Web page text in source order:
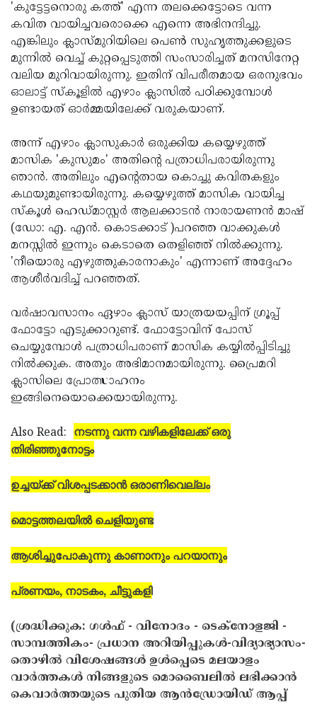
'കുട്ടേട്ടനൊരു കത്ത്' എന്ന തലക്കെട്ടോടെ വന്ന
കവിത വായിച്ചവരൊക്കെ എന്നെ അഭിനന്ദിച്ചു.
എങ്കിലും ക്ലാസ്മുറിയിലെ പെണ്‍ സുഹൃത്തുക്കളുടെ
മുന്നില്‍ വെച്ച് കുറ്റപ്പെടുത്തി സംസാരിച്ചത് മനസിനേറ്റ
വലിയ മുറിവായിരുന്നു. ഇതിന് വിപരീതമായ ഒരനുഭവം
ഓലാട്ട് സ്‌കൂളില്‍ എഴാം ക്ലാസില്‍ പഠിക്കുമ്പോള്‍
ഉണ്ടായത് ഓര്‍മ്മയിലേക്ക് വരുകയാണ്.
അന്ന് എഴാം ക്ലാസുകാര്‍ ഒരുക്കിയ കയ്യെഴുത്ത്
മാസിക 'കുസുമം' അതിന്റെ പത്രാധിപരായിരുന്നു
ഞാന്‍. അതിലും എന്റെതായ കൊച്ചു കവിതകളും
കഥയുമുണ്ടായിരുന്നു. കയ്യെഴുത്ത് മാസിക വായിച്ച
സ്‌കൂള്‍ ഹെഡ്മാസ്റ്റര്‍ ആലക്കാടന്‍ നാരായണന്‍ മാഷ്
(ഡോ: എ. എന്‍. കൊടക്കാട് )പറഞ്ഞ വാക്കുകള്‍
മനസ്സില്‍ ഇന്നും കെടാതെ തെളിഞ്ഞ് നില്‍ക്കുന്നു.
'നീയൊരു എഴുത്തുകാരനാകും' എന്നാണ് അദ്ദേഹം
ആശീര്‍വദിച്ച് പറഞ്ഞത്.
വര്‍ഷാവസാനം ഏഴാം ക്ലാസ് യാത്രയയപ്പിന് ഗ്രൂപ്പ്
ഫോട്ടോ എടുക്കാറുണ്ട്. ഫോട്ടോവിന് പോസ്
ചെയ്യുമ്പോള്‍ പത്രാധിപരാണ് മാസിക കയ്യില്‍പ്പിടിച്ചു
നില്‍ക്കുക. അതും അഭിമാനമായിരുന്നു. പ്രൈമറി
ക്ലാസിലെ പ്രോത്സാഹനം
ഇങ്ങിനെയൊക്കെയായിരുന്നു.
Also Read: നടന്നു വന്ന വഴികളിലേക്ക് ഒരു
തിരിഞ്ഞുനോട്ടം
ഉച്ചയ്ക്ക് വിശപ്പടക്കാന്‍ ഒരാണിവെല്ലം
മൊട്ടത്തലയില്‍ ചെളിയുണ്ട
ആശിച്ചുപോകുന്നു കാണാനും പറയാനും
പ്രണയം, നാടകം, ചീട്ടുകളി
(ശ്രദ്ധിക്കുക: ഗൾഫ് - വിനോദം - ടെക്നോളജി -
സാമ്പത്തികം- പ്രധാന അറിയിപ്പുകൾ-വിദ്യാഭ്യാസം-
തൊഴിൽ വിശേഷങ്ങൾ ഉൾപ്പെടെ മലയാളം
വാർത്തകൾ നിങ്ങളുടെ മൊബൈലിൽ ലഭിക്കാൻ
കെവാർത്തയുടെ പുതിയ ആൻഡ്രോയിഡ് ആപ്പ്